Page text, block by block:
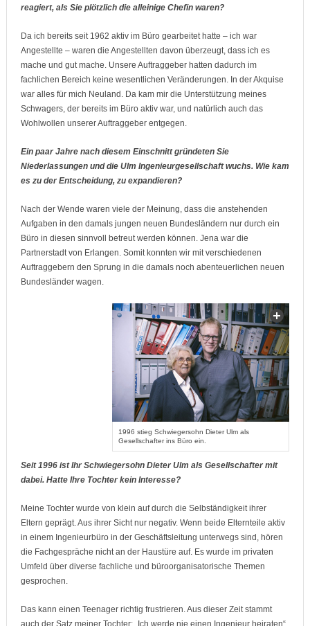
reagiert, als Sie plötzlich die alleinige Chefin waren?
Da ich bereits seit 1962 aktiv im Büro gearbeitet hatte – ich war
Angestellte – waren die Angestellten davon überzeugt, dass ich es
mache und gut mache. Unsere Auftraggeber hatten dadurch im
fachlichen Bereich keine wesentlichen Veränderungen. In der Akquise
war alles für mich Neuland. Da kam mir die Unterstützung meines
Schwagers, der bereits im Büro aktiv war, und natürlich auch das
Wohlwollen unserer Auftraggeber entgegen.
Ein paar Jahre nach diesem Einschnitt gründeten Sie
Niederlassungen und die Ulm Ingenieurgesellschaft wuchs. Wie kam
es zu der Entscheidung, zu expandieren?
Nach der Wende waren viele der Meinung, dass die anstehenden
Aufgaben in den damals jungen neuen Bundesländern nur durch ein
Büro in diesen sinnvoll betreut werden können. Jena war die
Partnerstadt von Erlangen. Somit konnten wir mit verschiedenen
Auftraggebern den Sprung in die damals noch abenteuerlichen neuen
Bundesländer wagen.
1996 stieg Schwiegersohn Dieter Ulm als
Gesellschafter ins Büro ein.
Seit 1996 ist Ihr Schwiegersohn Dieter Ulm als Gesellschafter mit
dabei. Hatte Ihre Tochter kein Interesse?
Meine Tochter wurde von klein auf durch die Selbständigkeit ihrer
Eltern geprägt. Aus ihrer Sicht nur negativ. Wenn beide Elternteile aktiv
in einem Ingenieurbüro in der Geschäftsleitung unterwegs sind, hören
die Fachgespräche nicht an der Haustüre auf. Es wurde im privaten
Umfeld über diverse fachliche und büroorganisatorische Themen
gesprochen.
Das kann einen Teenager richtig frustrieren. Aus dieser Zeit stammt
auch der Satz meiner Tochter: „Ich werde nie einen Ingenieur heiraten“.